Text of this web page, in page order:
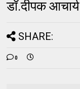
डॉ.दीपक आचार्य
SHARE:
0